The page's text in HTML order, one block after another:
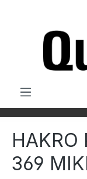
HAKRO
369